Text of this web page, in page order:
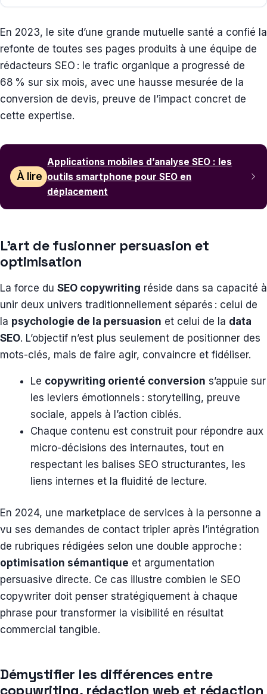
En 2023, le site d’une grande mutuelle santé a confié la
refonte de toutes ses pages produits à une équipe de
rédacteurs SEO : le trafic organique a progressé de
68 % sur six mois, avec une hausse mesurée de la
conversion de devis, preuve de l’impact concret de
cette expertise.
À lire
Applications mobiles d’analyse SEO : les
outils smartphone pour SEO en
déplacement
L’art de fusionner persuasion et
optimisation
La force du SEO copywriting réside dans sa capacité à
unir deux univers traditionnellement séparés : celui de
la psychologie de la persuasion et celui de la data
SEO. L’objectif n’est plus seulement de positionner des
mots-clés, mais de faire agir, convaincre et fidéliser.
Le copywriting orienté conversion s’appuie sur
les leviers émotionnels : storytelling, preuve
sociale, appels à l’action ciblés.
Chaque contenu est construit pour répondre aux
micro-décisions des internautes, tout en
respectant les balises SEO structurantes, les
liens internes et la fluidité de lecture.
En 2024, une marketplace de services à la personne a
vu ses demandes de contact tripler après l’intégration
de rubriques rédigées selon une double approche :
optimisation sémantique et argumentation
persuasive directe. Ce cas illustre combien le SEO
copywriter doit penser stratégiquement à chaque
phrase pour transformer la visibilité en résultat
commercial tangible.
Démystifier les différences entre